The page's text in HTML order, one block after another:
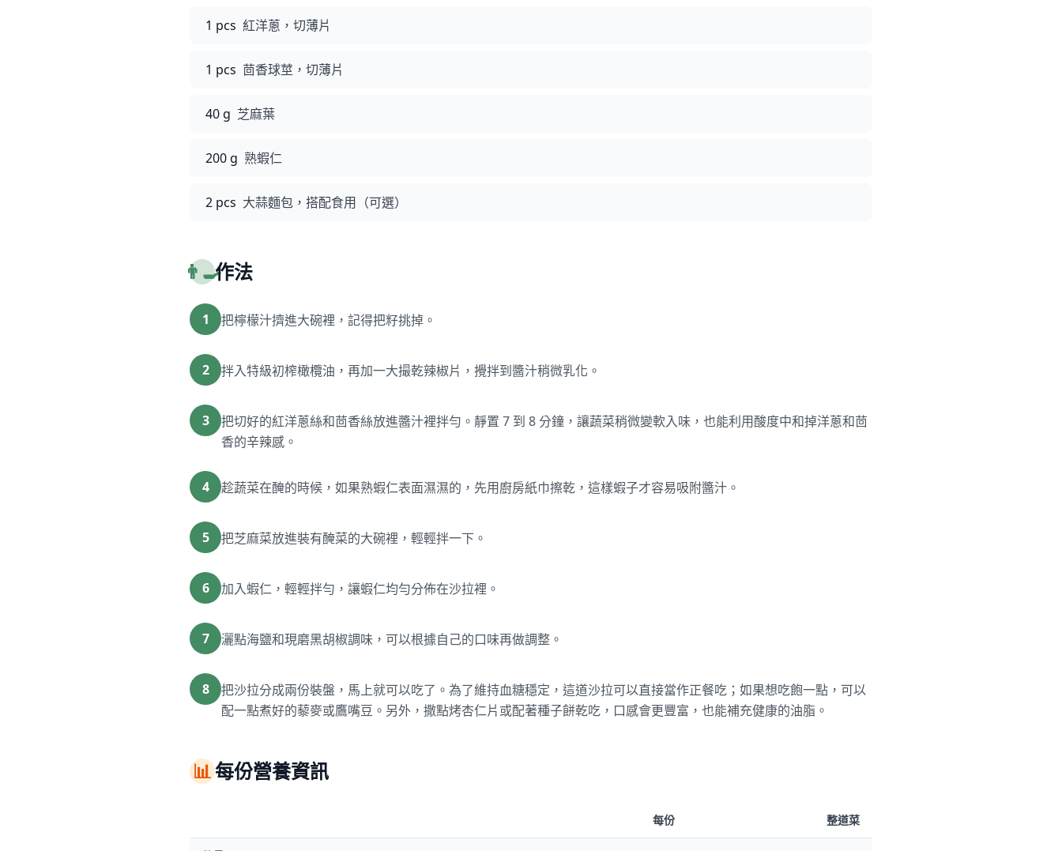
1 pcs 紅洋蔥，切薄片
1 pcs 茴香球莖，切薄片
40 g 芝麻葉
200 g 熟蝦仁
2 pcs 大蒜麵包，搭配食用（可選）
👨‍🍳作法
1 把檸檬汁擠進大碗裡，記得把籽挑掉。
2 拌入特級初榨橄欖油，再加一大撮乾辣椒片，攪拌到醬汁稍微乳化。
3
把切好的紅洋蔥絲和茴香絲放進醬汁裡拌勻。靜置 7 到 8 分鐘，讓蔬菜稍微變軟入味，也能利用酸度中和掉洋蔥和茴
香的辛辣感。
4 趁蔬菜在醃的時候，如果熟蝦仁表面濕濕的，先用廚房紙巾擦乾，這樣蝦子才容易吸附醬汁。
5 把芝麻菜放進裝有醃菜的大碗裡，輕輕拌一下。
6 加入蝦仁，輕輕拌勻，讓蝦仁均勻分佈在沙拉裡。
7 灑點海鹽和現磨黑胡椒調味，可以根據自己的口味再做調整。
8
把沙拉分成兩份裝盤，馬上就可以吃了。為了維持血糖穩定，這道沙拉可以直接當作正餐吃；如果想吃飽一點，可以
配一點煮好的藜麥或鷹嘴豆。另外，撒點烤杏仁片或配著種子餅乾吃，口感會更豐富，也能補充健康的油脂。
📊每份營養資訊
每份 整道菜